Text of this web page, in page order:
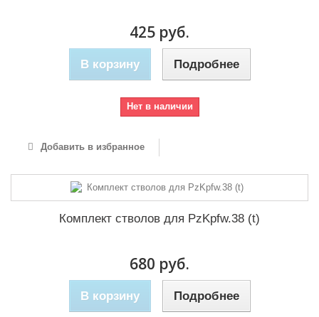
425 руб.
В корзину Подробнее
Нет в наличии
Добавить в избранное
Комплект стволов для PzKpfw.38 (t)
680 руб.
В корзину Подробнее